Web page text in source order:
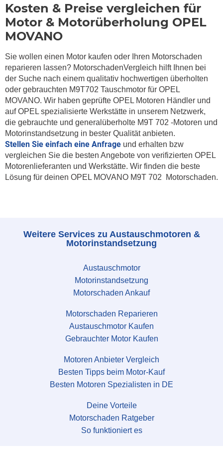
Kosten & Preise vergleichen für
Motor & Motorüberholung OPEL
MOVANO
Sie wollen einen Motor kaufen oder Ihren Motorschaden
reparieren lassen? MotorschadenVergleich hilft Ihnen bei
der Suche nach einem qualitativ hochwertigen überholten
oder gebrauchten M9T702 Tauschmotor für OPEL
MOVANO. Wir haben geprüfte OPEL Motoren Händler und
auf OPEL spezialisierte Werkstätte in unserem Netzwerk,
die gebrauchte und generalüberholte M9T 702 -Motoren und
Motorinstandsetzung in bester Qualität anbieten.
Stellen Sie einfach eine Anfrage und erhalten bzw
vergleichen Sie die besten Angebote von verifizierten OPEL
Motorenlieferanten und Werkstätte. Wir finden die beste
Lösung für deinen OPEL MOVANO M9T 702 Motorschaden.
Weitere Services zu Austauschmotoren &
Motorinstandsetzung
Austauschmotor
Motorinstandsetzung
Motorschaden Ankauf
Motorschaden Reparieren
Austauschmotor Kaufen
Gebrauchter Motor Kaufen
Motoren Anbieter Vergleich
Besten Tipps beim Motor-Kauf
Besten Motoren Spezialisten in DE
Deine Vorteile
Motorschaden Ratgeber
So funktioniert es